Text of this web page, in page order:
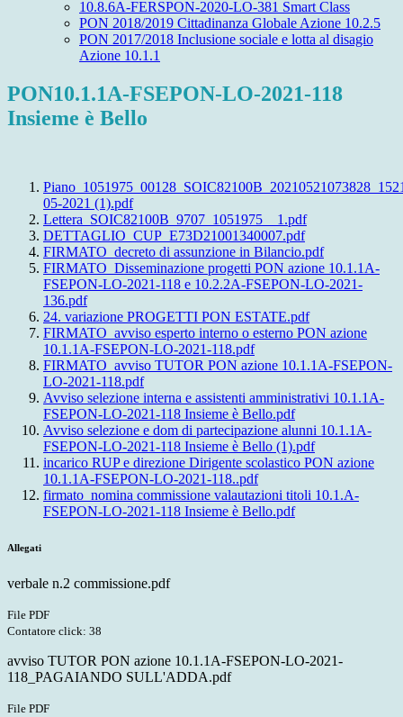
10.8.6A-FERSPON-2020-LO-381 Smart Class
PON 2018/2019 Cittadinanza Globale Azione 10.2.5
PON 2017/2018 Inclusione sociale e lotta al disagio
Azione 10.1.1
PON10.1.1A-FSEPON-LO-2021-118
Insieme è Bello
05-2021 (1).pdf
Lettera_SOIC82100B_9707_1051975__1.pdf
DETTAGLIO_CUP_E73D21001340007.pdf
FIRMATO_decreto di assunzione in Bilancio.pdf
FIRMATO_Disseminazione progetti PON azione 10.1.1A-
FSEPON-LO-2021-118 e 10.2.2A-FSEPON-LO-2021-
136.pdf
24. variazione PROGETTI PON ESTATE.pdf
FIRMATO_avviso esperto interno o esterno PON azione
10.1.1A-FSEPON-LO-2021-118.pdf
FIRMATO_avviso TUTOR PON azione 10.1.1A-FSEPON-
LO-2021-118.pdf
Avviso selezione interna e assistenti amministrativi 10.1.1A-
FSEPON-LO-2021-118 Insieme è Bello.pdf
Avviso selezione e dom di partecipazione alunni 10.1.1A-
FSEPON-LO-2021-118 Insieme è Bello (1).pdf
incarico RUP e direzione Dirigente scolastico PON azione
10.1.1A-FSEPON-LO-2021-118..pdf
firmato_nomina commissione valautazioni titoli 10.1.A-
FSEPON-LO-2021-118 Insieme è Bello.pdf
Allegati
verbale n.2 commissione.pdf
File PDF
Contatore click: 38
avviso TUTOR PON azione 10.1.1A-FSEPON-LO-2021-
118_PAGAIANDO SULL'ADDA.pdf
File PDF